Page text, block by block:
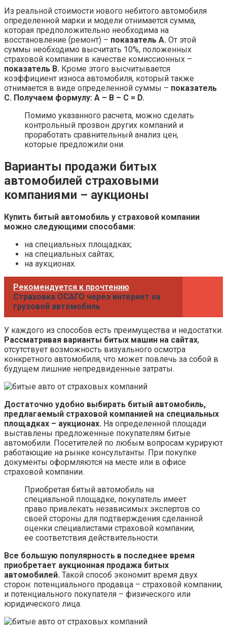
Из реальной стоимости нового небитого автомобиля
определенной марки и модели отнимается сумма,
которая предположительно необходима на
восстановление (ремонт) – показатель А. От этой
суммы необходимо высчитать 10%, положенных
страховой компании в качестве комиссионных –
показатель В. Кроме этого высчитывается
коэффициент износа автомобиля, который также
отнимается в виде определенной суммы – показатель
С. Получаем формулу: А – В – С = D.
Помимо указанного расчета, можно сделать
контрольный прозвон других компаний и
проработать сравнительный анализ цен,
которые предложили они.
Варианты продажи битых
автомобилей страховыми
компаниями – аукционы
Купить битый автомобиль у страховой компании
можно следующими способами:
на специальных площадках;
на специальных сайтах;
на аукционах.
Рекомендуется к прочтению
Страховка ОСАГО через интернет на
грузовой автомобиль
У каждого из способов есть преимущества и недостатки.
Рассматривая варианты битых машин на сайтах,
отсутствует возможность визуального осмотра
конкретного автомобиля, что может повлечь за собой в
будущем лишние непредвиденные затраты.
Достаточно удобно выбирать битый автомобиль,
предлагаемый страховой компанией на специальных
площадках – аукционах. На определенной площади
выставлены предложенные покупателям битые
автомобили. Посетителей по любым вопросам курируют
работающие на рынке консультанты. При покупке
документы оформляются на месте или в офисе
страховой компании.
Приобретая битый автомобиль на
специальной площадке, покупатель имеет
право привлекать независимых экспертов со
своей стороны для подтверждения сделанной
оценки специалистами страховой компании,
ее соответствия действительности.
Все большую популярность в последнее время
приобретает аукционная продажа битых
автомобилей. Такой способ экономит время двух
сторон: потенциального продавца – страховой компании,
и потенциального покупателя – физического или
юридического лица.